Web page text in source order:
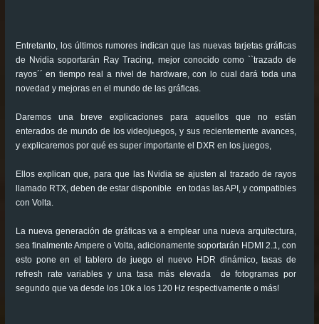
Entretanto, los últimos rumores indican que las nuevas tarjetas gráficas
de Nvidia soportarán Ray Tracing, mejor conocido como ``trazado de
rayos´´ en tiempo real a nivel de hardware, con lo cual dará toda una
novedad y mejoras en el mundo de las gráficas.
Daremos una breve explicaciones para aquellos que no están
enterados de mundo de los videojuegos, y sus recientemente avances,
y explicaremos por qué es super importante el DXR en los juegos,
Ellos explican que, para que las Nvidia se ajusten al trazado de rayos
llamado RTX, deben de estar disponible en todas las API, y compatibles
con Volta.
La nueva generación de gráficas va a emplear una nueva arquitectura,
sea finalmente Ampere o Volta, adicionamente soportarán HDMI 2.1, con
esto pone en el tablero de juego el nuevo HDR dinámico, tasas de
refresh rate variables y una tasa más elevada de fotogramas por
segundo que va desde los 10k a los 120 Hz respectivamente o más!